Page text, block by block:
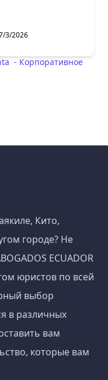
3/2026
- Корпоративное
Кито,
городе? Не
ECUADOR
юристов по всей
выбор
в различных
вам
которые вам